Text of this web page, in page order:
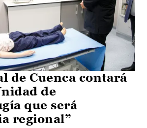
de Cuenca contará
de
que será
regional”